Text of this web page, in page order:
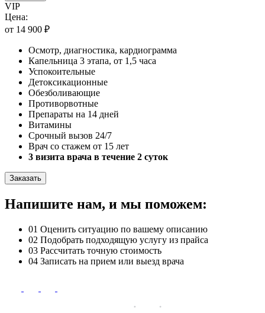
VIP
Цена:
от 14 900 ₽
Осмотр, диагностика, кардиограмма
Капельница 3 этапа, от 1,5 часа
Успокоительные
Детоксикационные
Обезболивающие
Противорвотные
Препараты на 14 дней
Витамины
Срочный вызов 24/7
Врач со стажем от 15 лет
3 визита врача в течение 2 суток
Заказать
Напишите нам, и мы поможем:
01 Оценить ситуацию по вашему описанию
02 Подобрать подходящую услугу из прайса
03 Рассчитать точную стоимость
04 Записать на прием или выезд врача